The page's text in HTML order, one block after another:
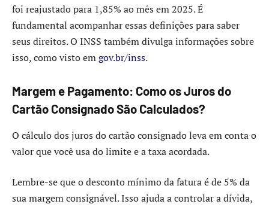
foi reajustado para 1,85% ao mês em 2025. É
fundamental acompanhar essas definições para saber
seus direitos. O INSS também divulga informações sobre
isso, como visto emgov.br/inss.
Margem e Pagamento: Como os Juros do
Cartão Consignado São Calculados?
O cálculo dos juros do cartão consignado leva em conta o
valor que você usa do limite e a taxa acordada.
Lembre-se que o desconto mínimo da fatura é de 5% da
sua margem consignável. Isso ajuda a controlar a dívida,